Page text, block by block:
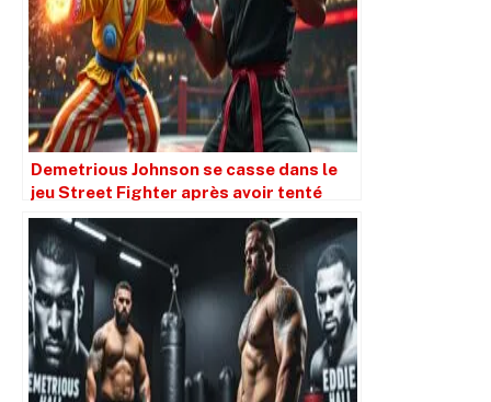
Demetrious Johnson se casse dans le
jeu Street Fighter après avoir tenté
d’entraîner un ‘clown